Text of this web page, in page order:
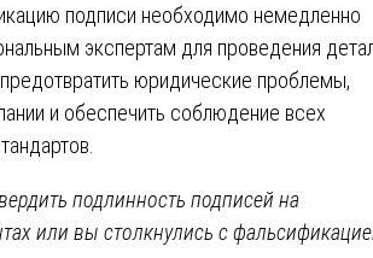
подписи необходимо немедленно
экспертам для проведения
юридические проблемы,
и обеспечить соблюдение всех
подлинность подписей на
или вы столкнулись с